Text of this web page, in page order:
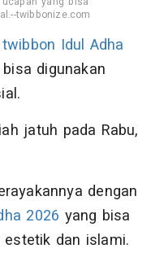
twibbonize.com
twibbon Idul Adha
digunakan
jatuh pada Rabu,
dengan
2026 yang bisa
dan islami.